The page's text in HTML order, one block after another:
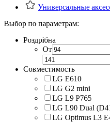
Универсальные
Выбор по параметрам:
Роздрібна
От
Совместимость
LG E610
LG G2 mini
LG L9 P765
LG L90 Dual
LG Optimus L3